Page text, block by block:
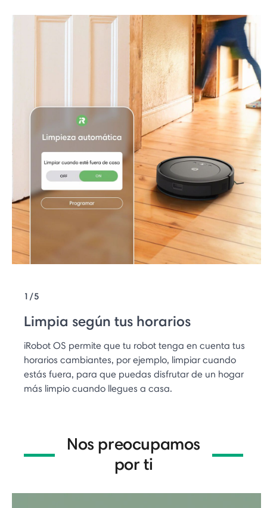
1/5
Limpia según tus horarios
iRobot OS permite que tu robot tenga en cuenta tus
horarios cambiantes, por ejemplo, limpiar cuando
estás fuera, para que puedas disfrutar de un hogar
más limpio cuando llegues a casa.
Nos preocupamos
por ti